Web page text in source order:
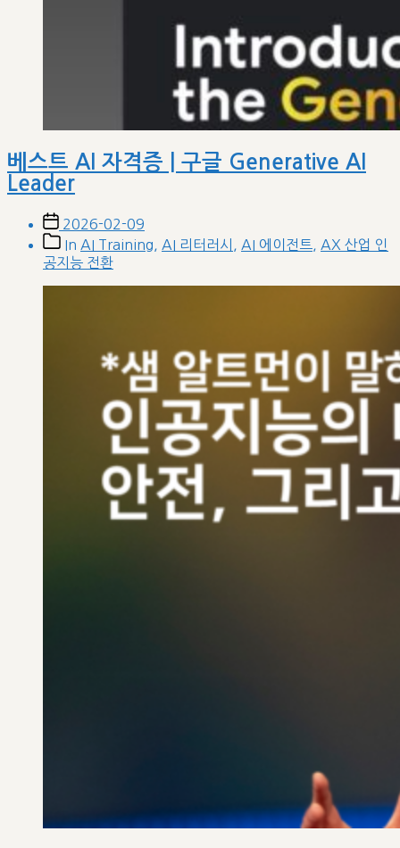
베스트 AI 자격증 | 구글 Generative AI
Leader
Post
date
2026-02-09
Post
categories
In AI Training AI 리터러시 AI 에이전트
AX 산업 인
공지능 전환